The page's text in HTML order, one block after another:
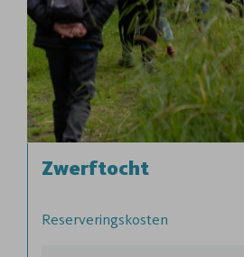
Zwerftocht
Reserveringskosten